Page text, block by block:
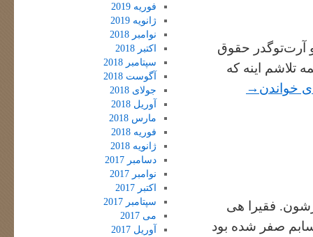
آرت‌توگدر حقوق
تلاشم اینه که
خواندن →
فقیرا هی
صفر شده بود
فوریه 2019
ژانویه 2019
نوامبر 2018
اکتبر 2018
سپتامبر 2018
آگوست 2018
جولای 2018
آوریل 2018
مارس 2018
فوریه 2018
ژانویه 2018
دسامبر 2017
نوامبر 2017
اکتبر 2017
سپتامبر 2017
می 2017
آوریل 2017